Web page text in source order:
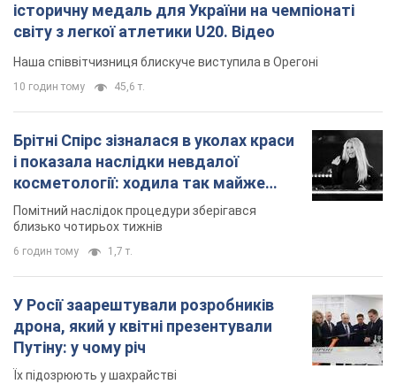
історичну медаль для України на чемпіонаті
світу з легкої атлетики U20. Відео
Наша співвітчизниця блискуче виступила в Орегоні
10 годин тому 45,6 т.
Брітні Спірс зізналася в уколах краси
і показала наслідки невдалої
косметології: ходила так майже
місяць
Помітний наслідок процедури зберігався
близько чотирьох тижнів
6 годин тому 1,7 т.
У Росії заарештували розробників
дрона, який у квітні презентували
Путіну: у чому річ
Їх підозрюють у шахрайстві